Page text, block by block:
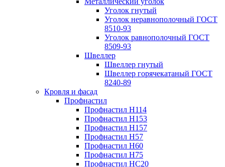
Уголок гнутый
Уголок неравнополочный ГОСТ
8510-93
Уголок равнополочный ГОСТ
8509-93
Швеллер
Швеллер гнутый
Швеллер горячекатаный ГОСТ
8240-89
Кровля и фасад
Профнастил
Профнастил Н114
Профнастил Н153
Профнастил Н157
Профнастил Н57
Профнастил Н60
Профнастил Н75
Профнастил НС20